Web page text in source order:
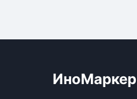
ИноМаркер